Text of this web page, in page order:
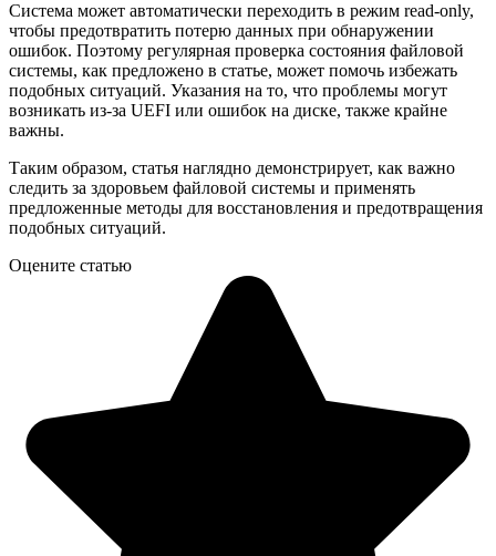
Система может автоматически переходить в режим read-only,
чтобы предотвратить потерю данных при обнаружении
ошибок. Поэтому регулярная проверка состояния файловой
системы, как предложено в статье, может помочь избежать
подобных ситуаций. Указания на то, что проблемы могут
возникать из-за UEFI или ошибок на диске, также крайне
важны.
Таким образом, статья наглядно демонстрирует, как важно
следить за здоровьем файловой системы и применять
предложенные методы для восстановления и предотвращения
подобных ситуаций.
Оцените статью